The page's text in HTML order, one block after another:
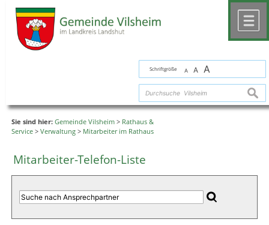
Schriftgröße A A A
Sie sind hier: Gemeinde Vilsheim > Rathaus &
Service > Verwaltung > Mitarbeiter im Rathaus
Mitarbeiter-Telefon-Liste